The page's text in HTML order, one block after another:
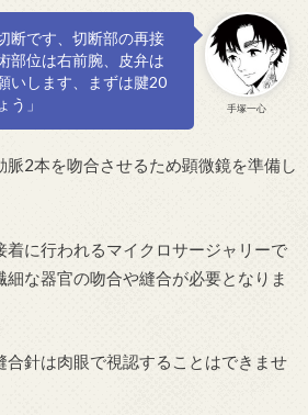
手塚一心
断です、切断部の再接
部位は右前腕、皮弁は
いします、まずは腱20
う」
脈2本を吻合させるため顕微鏡を準備し
着に行われるマイクロサージャリーで
な器官の吻合や縫合が必要となりま
合針は肉眼で視認することはできませ